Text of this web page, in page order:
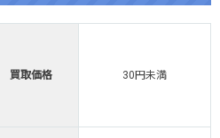
買取価格 30円未満